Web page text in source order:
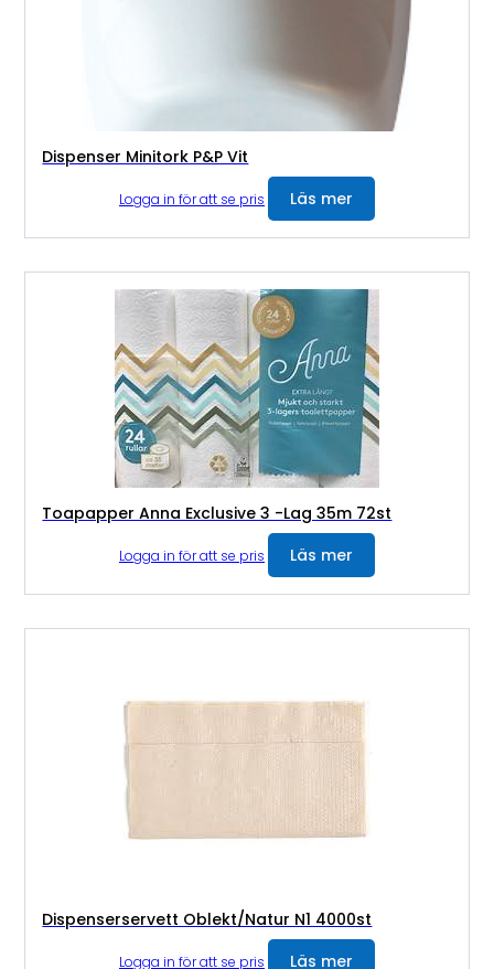
Dispenser Minitork P&P Vit
Logga in för att se pris Läs mer
Toapapper Anna Exclusive 3 -Lag 35m 72st
Logga in för att se pris Läs mer
Dispenserservett Oblekt/Natur N1 4000st
Logga in för att se pris Läs mer